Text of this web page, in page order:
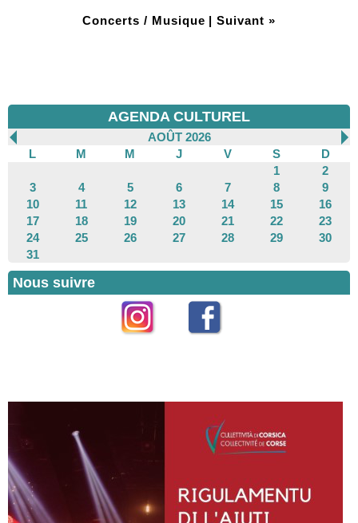
Concerts / Musique | Suivant »
AGENDA CULTUREL
AOÛT 2026
L
M M J V S
D
1
2
3
4 5 6 7 8
9
10
11 12 13 14 15
16
17
18 19 20 21 22
23
24
25 26 27 28 29
30
31
Nous suivre